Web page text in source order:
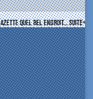
quel bel endroit… suite